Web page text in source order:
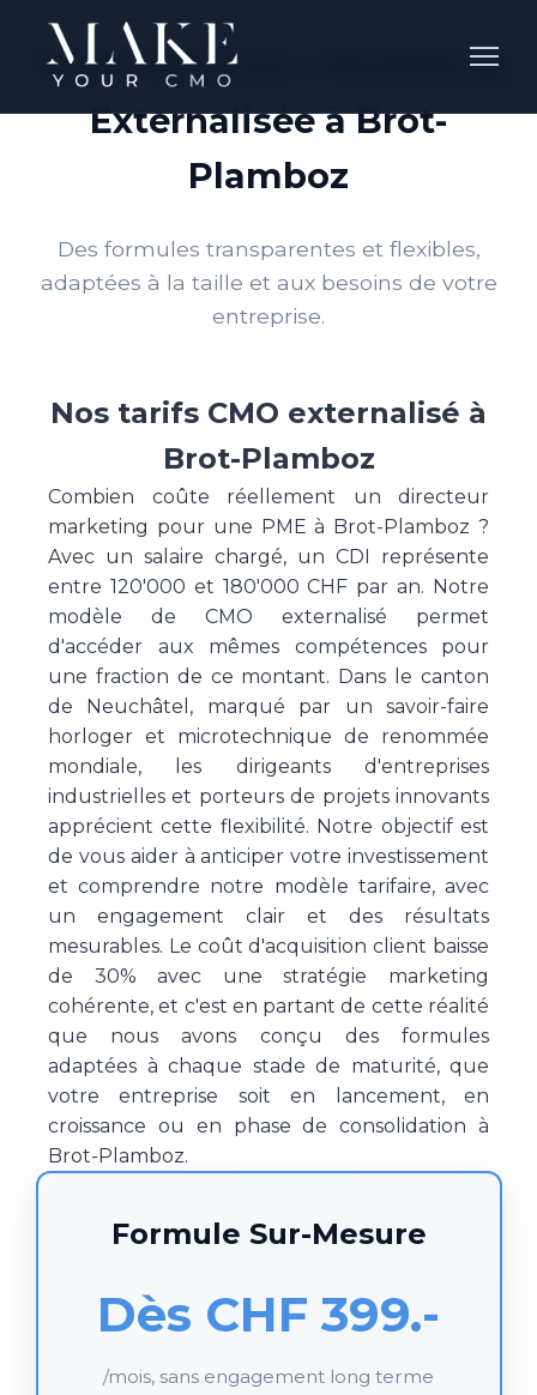
Tarifs Direction Marketing
Externalisée à Brot-
Plamboz
Des formules transparentes et flexibles,
adaptées à la taille et aux besoins de votre
entreprise.
Nos tarifs CMO externalisé à
Brot-Plamboz
Combien coûte réellement un directeur
marketing pour une PME à Brot-Plamboz ?
Avec un salaire chargé, un CDI représente
entre 120'000 et 180'000 CHF par an. Notre
modèle de CMO externalisé permet
d'accéder aux mêmes compétences pour
une fraction de ce montant. Dans le canton
de Neuchâtel, marqué par un savoir-faire
horloger et microtechnique de renommée
mondiale, les dirigeants d'entreprises
industrielles et porteurs de projets innovants
apprécient cette flexibilité. Notre objectif est
de vous aider à anticiper votre investissement
et comprendre notre modèle tarifaire, avec
un engagement clair et des résultats
mesurables. Le coût d'acquisition client baisse
de 30% avec une stratégie marketing
cohérente, et c'est en partant de cette réalité
que nous avons conçu des formules
adaptées à chaque stade de maturité, que
votre entreprise soit en lancement, en
croissance ou en phase de consolidation à
Brot-Plamboz.
Formule Sur-Mesure
Dès CHF 399.-
/mois, sans engagement long terme